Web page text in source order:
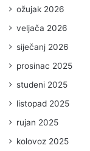
ožujak 2026
veljača 2026
siječanj 2026
prosinac 2025
studeni 2025
listopad 2025
rujan 2025
kolovoz 2025